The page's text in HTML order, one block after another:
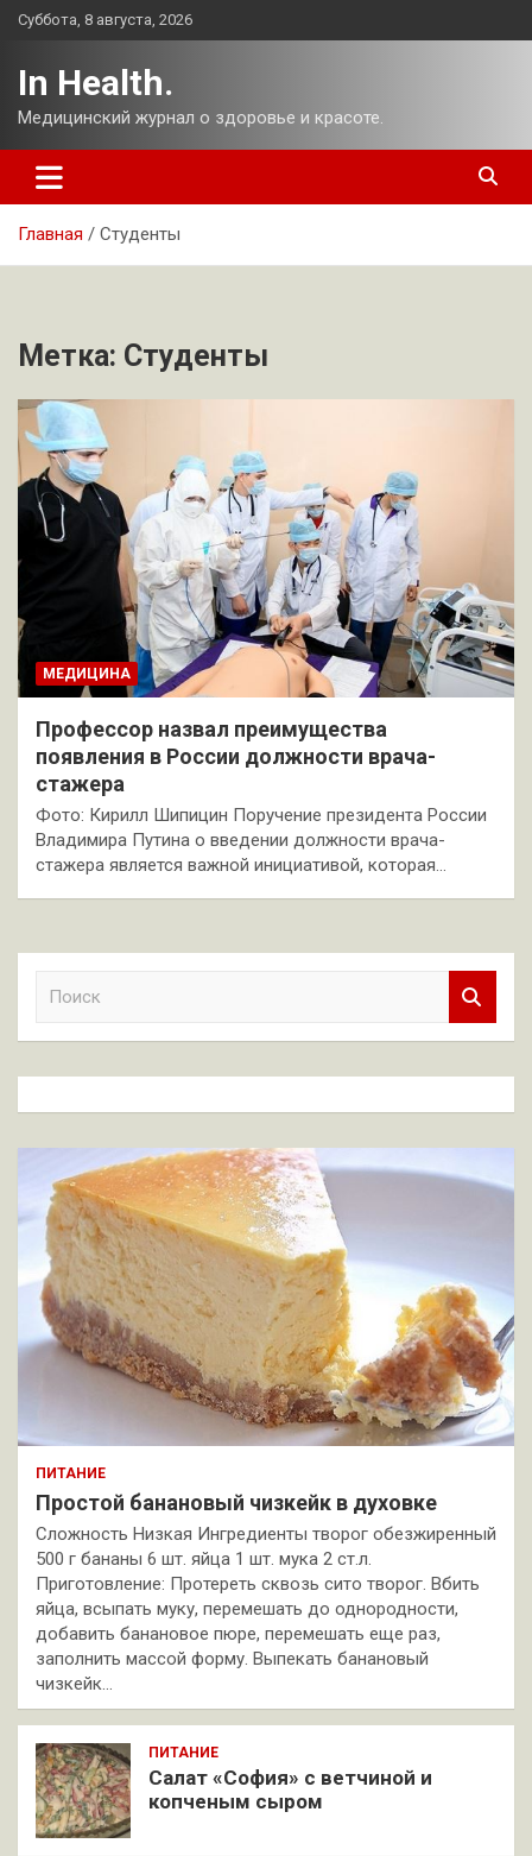
Перейти
Суббота, 8 августа, 2026
In Health.
Медицинский журнал о здоровье и красоте.
Главная Студенты
Метка: Студенты
МЕДИЦИНА
Профессор назвал преимущества
появления в России должности врача-
стажера
Фото: Кирилл Шипицин Поручение президента России
Владимира Путина о введении должности врача-
стажера является важной инициативой, которая…
к
ПИТАНИЕ
Простой банановый чизкейк в духовке
Сложность Низкая Ингредиенты творог обезжиренный
500 г бананы 6 шт. яйца 1 шт. мука 2 ст.л.
Приготовление: Протереть сквозь сито творог. Вбить
яйца, всыпать муку, перемешать до однородности,
добавить банановое пюре, перемешать еще раз,
заполнить массой форму. Выпекать банановый
чизкейк…
ПИТАНИЕ
Салат «София» с ветчиной и
копченым сыром